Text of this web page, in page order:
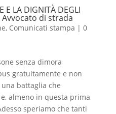
E LA DIGNITÀ DEGLI
di strada
, Comunicati stampa | 0
senza dimora
gratuitamente e non
battaglia che
almeno in questa prima
speriamo che tanti